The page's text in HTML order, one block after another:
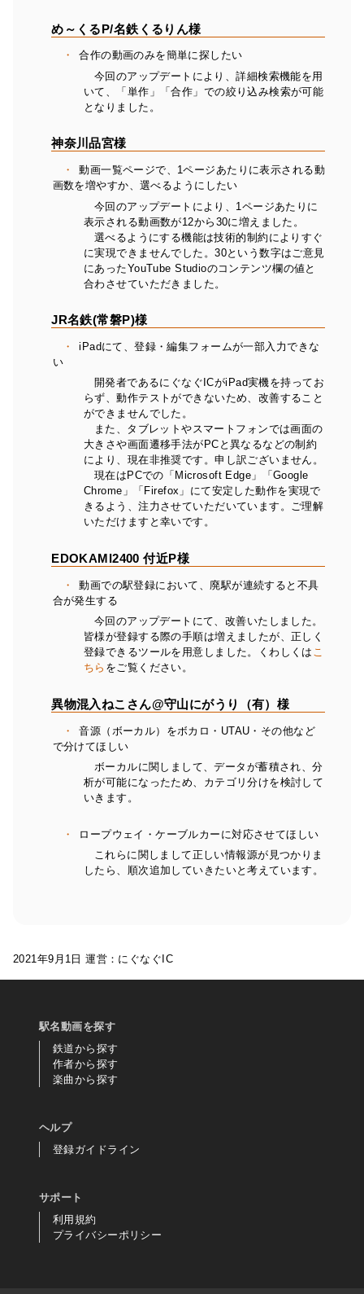
め～くるP/名鉄くるりん様
合作の動画のみを簡単に探したい
今回のアップデートにより、詳細検索機能を用
いて、「単作」「合作」での絞り込み検索が可能
となりました。
神奈川品宮様
動画一覧ページで、1ページあたりに表示される動
画数を増やすか、選べるようにしたい
今回のアップデートにより、1ページあたりに
表示される動画数が12から30に増えました。
選べるようにする機能は技術的制約によりすぐ
に実現できませんでした。30という数字はご意見
にあったYouTube Studioのコンテンツ欄の値と
合わさせていただきました。
JR名鉄(常磐P)様
iPadにて、登録・編集フォームが一部入力できな
い
開発者であるにぐなぐICがiPad実機を持ってお
らず、動作テストができないため、改善すること
ができませんでした。
また、タブレットやスマートフォンでは画面の
大きさや画面遷移手法がPCと異なるなどの制約
により、現在非推奨です。申し訳ございません。
現在はPCでの「Microsoft Edge」「Google
Chrome」「Firefox」にて安定した動作を実現で
きるよう、注力させていただいています。ご理解
いただけますと幸いです。
EDOKAMI2400 付近P様
動画での駅登録において、廃駅が連続すると不具
合が発生する
今回のアップデートにて、改善いたしました。
皆様が登録する際の手順は増えましたが、正しく
登録できるツールを用意しました。くわしくは こ
ちら をご覧ください。
異物混入ねこさん@守山にがうり（有）様
音源（ボーカル）をボカロ・UTAU・その他など
で分けてほしい
ボーカルに関しまして、データが蓄積され、分
析が可能になったため、カテゴリ分けを検討して
いきます。
ロープウェイ・ケーブルカーに対応させてほしい
これらに関しまして正しい情報源が見つかりま
したら、順次追加していきたいと考えています。
2021年9月1日 運営：にぐなぐIC
駅名動画を探す
鉄道から探す
作者から探す
楽曲から探す
ヘルプ
登録ガイドライン
サポート
利用規約
プライバシーポリシー